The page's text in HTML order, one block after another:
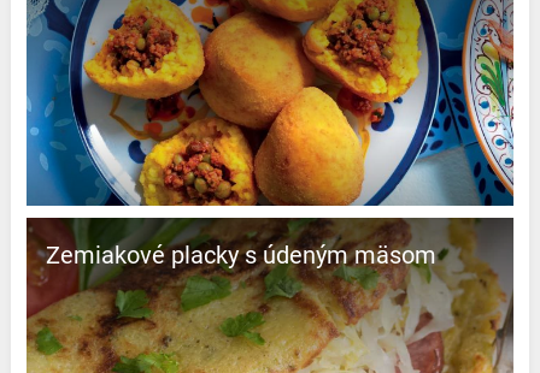
Zemiakové placky s údeným mäsom